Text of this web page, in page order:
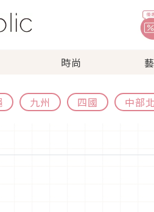
時尚
九州 四國 中部